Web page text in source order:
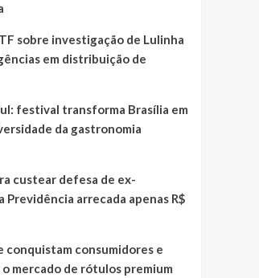
sobre investigação de Lulinha
em distribuição de
festival transforma Brasília em
da gastronomia
custear defesa de ex-
Previdência arrecada apenas R$
conquistam consumidores e
mercado de rótulos premium